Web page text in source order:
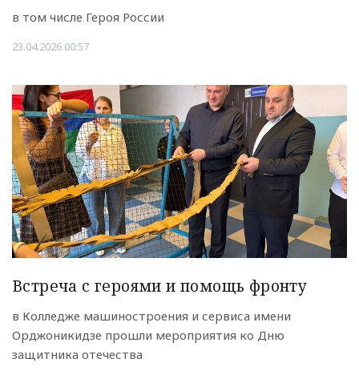
в том числе Героя России
23.04.2026 00:57
Встреча с героями и помощь фронту
в Колледже машиностроения и сервиса имени
Орджоникидзе прошли мероприятия ко Дню
защитника отечества